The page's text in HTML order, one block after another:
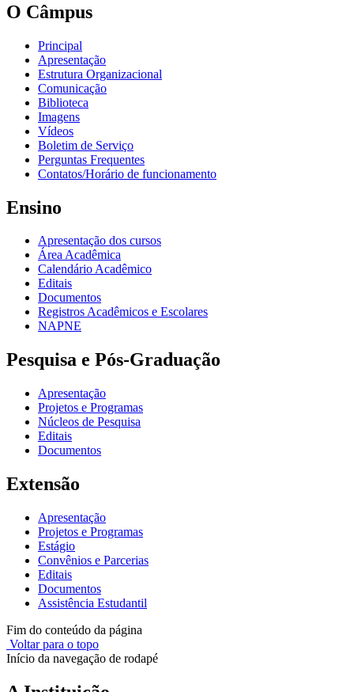
O Câmpus
Principal
Apresentação
Estrutura Organizacional
Comunicação
Biblioteca
Imagens
Vídeos
Boletim de Serviço
Perguntas Frequentes
Contatos/Horário de funcionamento
Ensino
Apresentação dos cursos
Área Acadêmica
Calendário Acadêmico
Editais
Documentos
Registros Acadêmicos e Escolares
NAPNE
Pesquisa e Pós-Graduação
Apresentação
Projetos e Programas
Núcleos de Pesquisa
Editais
Documentos
Extensão
Apresentação
Projetos e Programas
Estágio
Convênios e Parcerias
Editais
Documentos
Assistência Estudantil
Fim do conteúdo da página
Voltar para o topo
Início da navegação de rodapé